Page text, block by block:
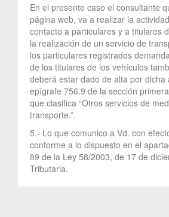
En el presente caso el consultante
página web, va a realizar la
contacto a particulares y a titulares
la realización de un servicio de
los particulares registrados
de los titulares de los vehículos
deberá estar dado de alta por dicha
epígrafe 756.9 de la sección
que clasifica “Otros servicios de
transporte.”.
5.- Lo que comunico a Vd. con
conforme a lo dispuesto en el
89 de la Ley 58/2003, de 17 de
Tributaria.